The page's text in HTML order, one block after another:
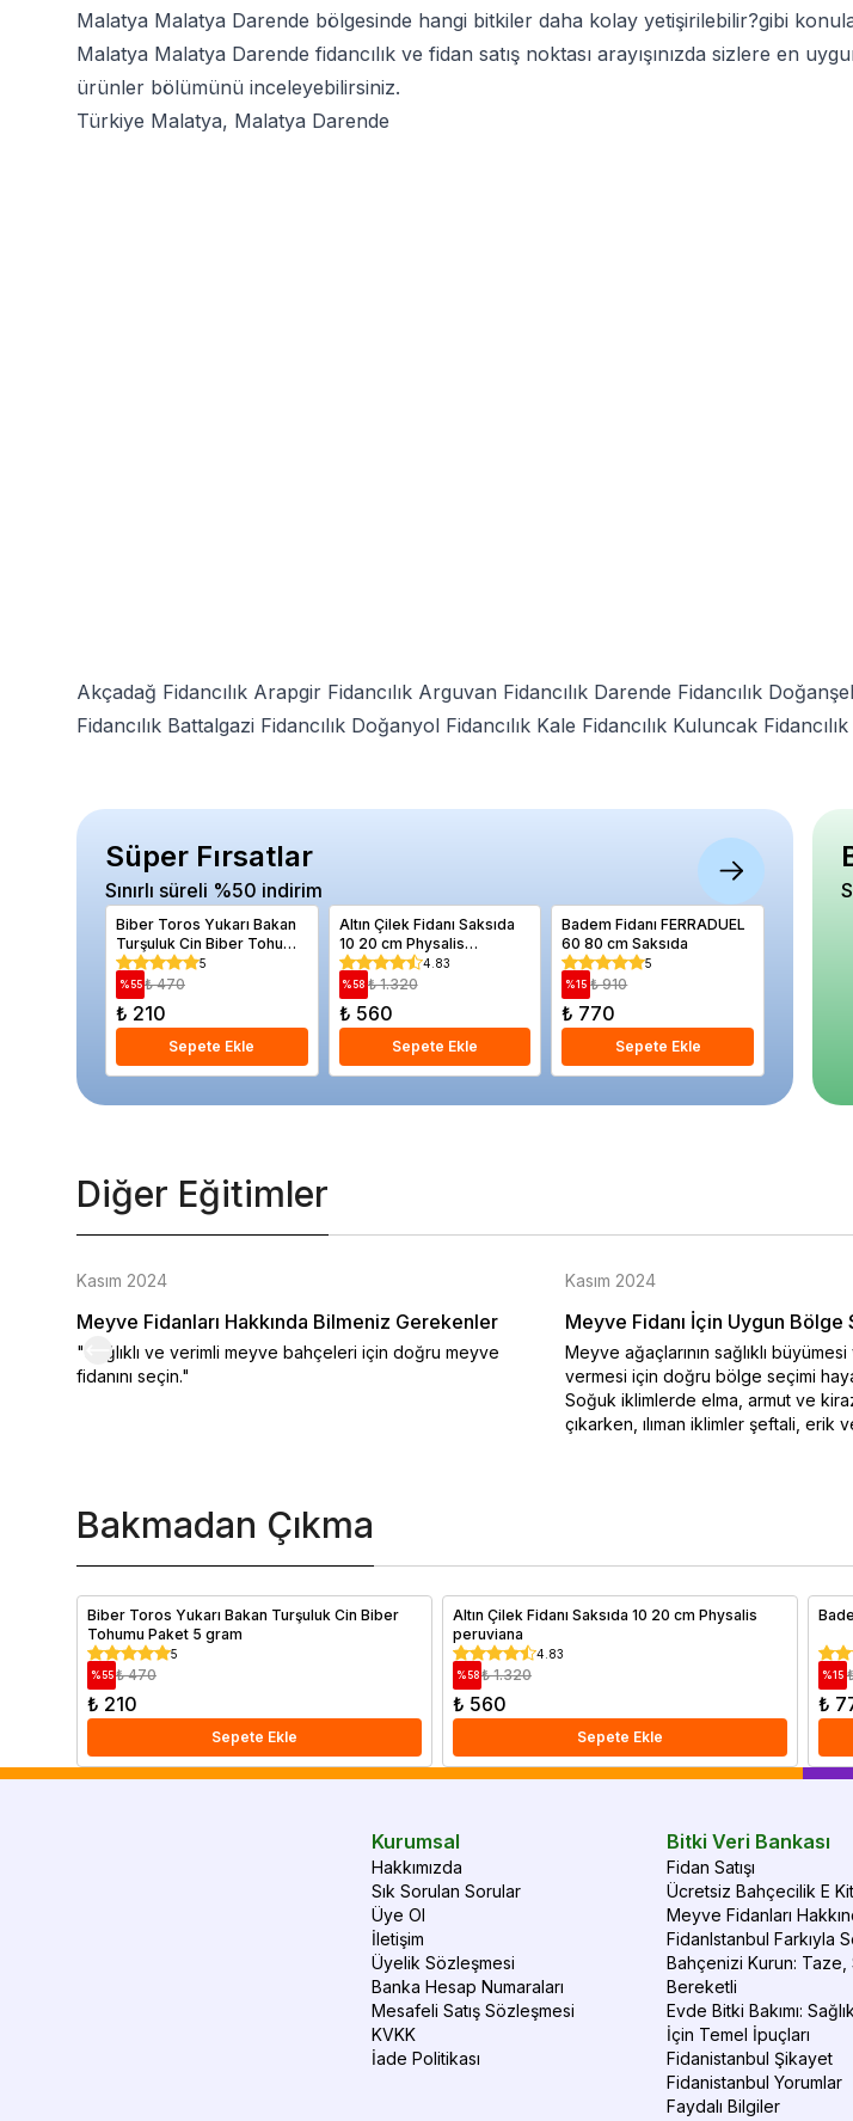
Malatya Malatya Darende bölgesinde hangi bitkiler daha kolay yetişirilebilir?gibi
Malatya Malatya Darende fidancılık ve fidan satış noktası arayışınızda sizlere en
ürünler bölümünü inceleyebilirsiniz.
Türkiye Malatya, Malatya Darende
Akçadağ Fidancılık Arapgir Fidancılık Arguvan Fidancılık Darende Fidancılık
Fidancılık Battalgazi Fidancılık Doğanyol Fidancılık Kale Fidancılık Kuluncak Fidancılık
Süper Fırsatlar
Sınırlı süreli %50 indirim
Biber Toros Yukarı Bakan
Turşuluk Cin Biber Tohumu
Paket 5 gram
5
% 55 ₺ 470
₺ 210
Sepete Ekle
Altın Çilek Fidanı Saksıda
10 20 cm Physalis
peruviana
4.83
% 58 ₺ 1.320
₺ 560
Sepete Ekle
Badem Fidanı FERRADUEL
60 80 cm Saksıda
5
%15 ₺ 910
₺ 770
Sepete Ekle
Diğer Eğitimler
Kasım 2024
Meyve Fidanları Hakkında Bilmeniz Gerekenler
"Sağlıklı ve verimli meyve bahçeleri için doğru meyve
fidanını seçin."
Kasım 2024
Meyve Fidanı İçin Uygun Bölge
Meyve ağaçlarının sağlıklı
vermesi için doğru bölge seçimi
Soğuk iklimlerde elma, armut ve
çıkarken, ılıman iklimler şeftali, erik
verimli ve sağlıklı meyve hasadı
Bakmadan Çıkma
Biber Toros Yukarı Bakan Turşuluk Cin Biber
Tohumu Paket 5 gram
5
% 55 ₺ 470
₺ 210
Sepete Ekle
Altın Çilek Fidanı Saksıda 10 20 cm Physalis
peruviana
4.83
% 58 ₺ 1.320
₺ 560
Sepete Ekle
%15
₺
Kurumsal
Hakkımızda
Sık Sorulan Sorular
Üye Ol
İletişim
Üyelik Sözleşmesi
Banka Hesap Numaraları
Mesafeli Satış Sözleşmesi
KVKK
İade Politikası
Bitki Veri Bankası
Fidan Satışı
Ücretsiz Bahçecilik E
Meyve Fidanları
FidanIstanbul Farkıyla
Bahçenizi Kurun: Taze,
Bereketli
Evde Bitki Bakımı:
İçin Temel İpuçları
Fidanistanbul Şikayet
Fidanistanbul Yorumlar
Faydalı Bilgiler